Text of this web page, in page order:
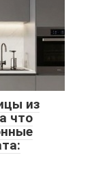
из
что